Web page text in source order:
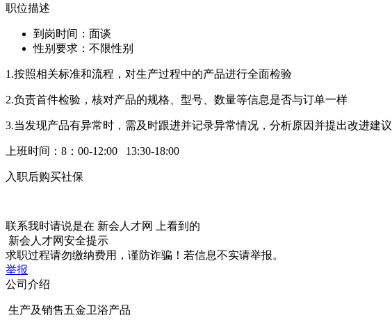
职位描述
到岗时间：面谈
性别要求：不限性别
1.按照相关标准和流程，对生产过程中的产品进行全面检验
2.负责首件检验，核对产品的规格、型号、数量等信息是否与订单一样
3.当发现产品有异常时，需及时跟进并记录异常情况，分析原因并提出改进建议
上班时间：8：00-12:00 13:30-18:00
入职后购买社保
联系我时请说是在 新会人才网
上看到的
新会人才网安全提示
求职过程请勿缴纳费用，谨防诈骗！若信息不实请举报。
举报
公司介绍
生产及销售五金卫浴产品